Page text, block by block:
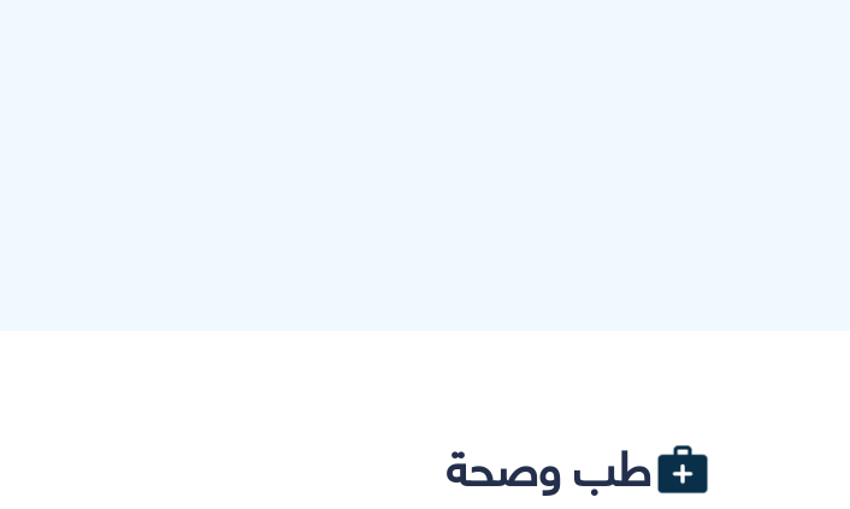
طب وصحة